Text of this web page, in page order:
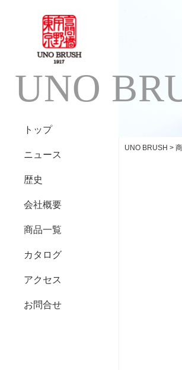
UNO
トップ
ニュース
歴史
会社概要
商品一覧
カタログ
アクセス
お問合せ
UNO BRUSH >